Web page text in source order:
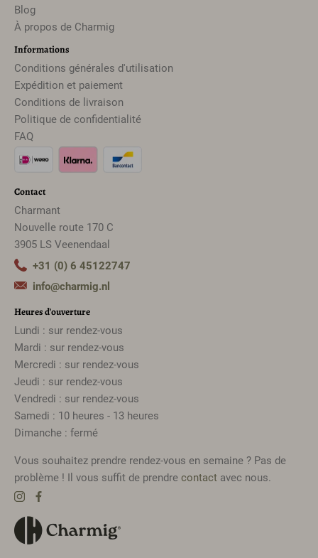
Blog
À propos de Charmig
Informations
Conditions générales d'utilisation
Expédition et paiement
Conditions de livraison
Politique de confidentialité
FAQ
Contact
Charmant
Nouvelle route 170 C
3905 LS Veenendaal
+31 (0) 6 45122747
info@charmig.nl
Heures d'ouverture
Lundi : sur rendez-vous
Mardi : sur rendez-vous
Mercredi : sur rendez-vous
Jeudi : sur rendez-vous
Vendredi : sur rendez-vous
Samedi : 10 heures - 13 heures
Dimanche : fermé
Vous souhaitez prendre rendez-vous en semaine ? Pas de
problème ! Il vous suffit de prendre contact avec nous.